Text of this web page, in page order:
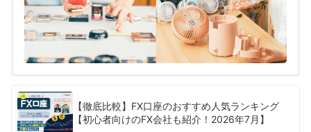
【徹底比較】FX口座のおすすめ人気ランキング
【初心者向けのFX会社も紹介！2026年7月】